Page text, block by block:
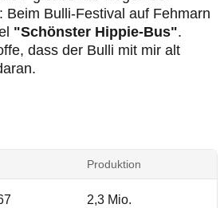
Beim Bulli-Festival auf Fehmarn
"Schönster Hippie-Bus".
dass der Bulli mit mir alt
Produktion
2,3 Mio.